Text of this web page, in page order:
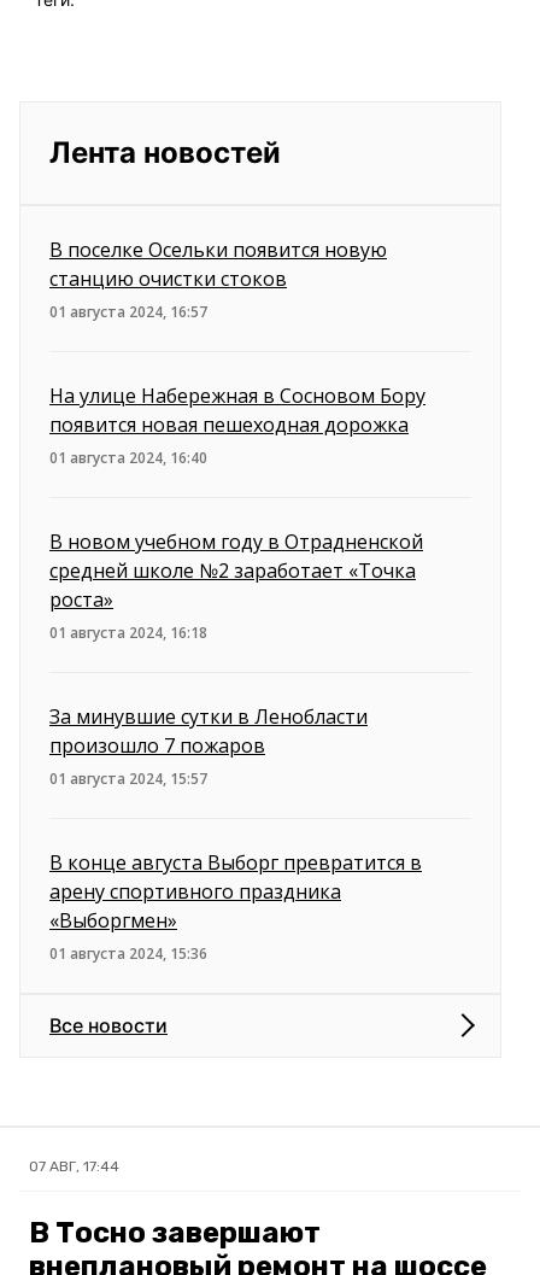
Лента новостей
В поселке Осельки появится новую
станцию очистки стоков
01 августа 2024, 16:57
На улице Набережная в Сосновом Бору
появится новая пешеходная дорожка
01 августа 2024, 16:40
В новом учебном году в Отрадненской
средней школе №2 заработает «Точка
роста»
01 августа 2024, 16:18
За минувшие сутки в Ленобласти
произошло 7 пожаров
01 августа 2024, 15:57
В конце августа Выборг превратится в
арену спортивного праздника
«Выборгмен»
01 августа 2024, 15:36
Все новости
07 АВГ, 17:44
В Тосно завершают
внеплановый ремонт на шоссе